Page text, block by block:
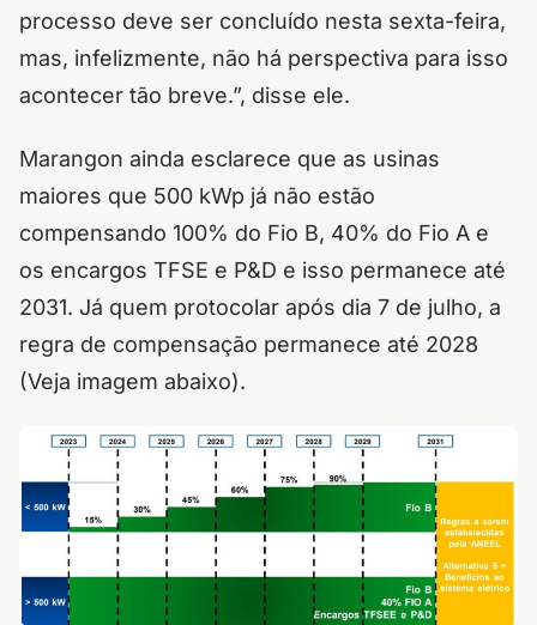
processo deve ser concluído nesta sexta-feira,
mas, infelizmente, não há perspectiva para isso
acontecer tão breve.”, disse ele.
Marangon ainda esclarece que as usinas
maiores que 500 kWp já não estão
compensando 100% do Fio B, 40% do Fio A e
os encargos TFSE e P&D e isso permanece até
2031. Já quem protocolar após dia 7 de julho, a
regra de compensação permanece até 2028
(Veja imagem abaixo).